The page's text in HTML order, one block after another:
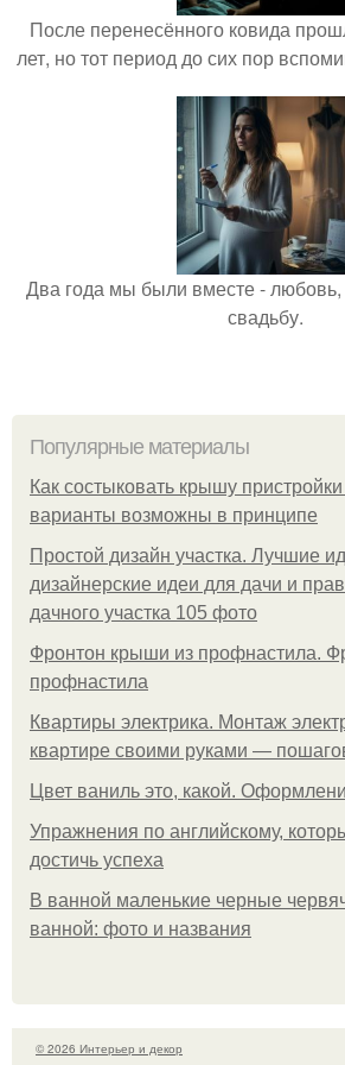
После перенесённого ковида
лет, но тот период до сих пор
Два года мы были вместе - любовь,
свадьбу.
Популярные материалы
Как состыковать крышу
варианты возможны в принципе
Простой дизайн участка. Лучшие
дизайнерские идеи для дачи и
дачного участка 105 фото
Фронтон крыши из профнастила.
профнастила
Квартиры электрика. Монтаж
квартире своими руками —
Цвет ваниль это, какой.
Упражнения по английскому,
достичь успеха
В ванной маленькие черные
ванной: фото и названия
© 2026 Интерьер и декор